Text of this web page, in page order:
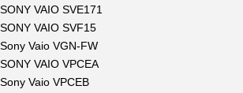
SONY VAIO SVE171
SONY VAIO SVF15
Sony Vaio VGN-FW
SONY VAIO VPCEA
Sony Vaio VPCEB